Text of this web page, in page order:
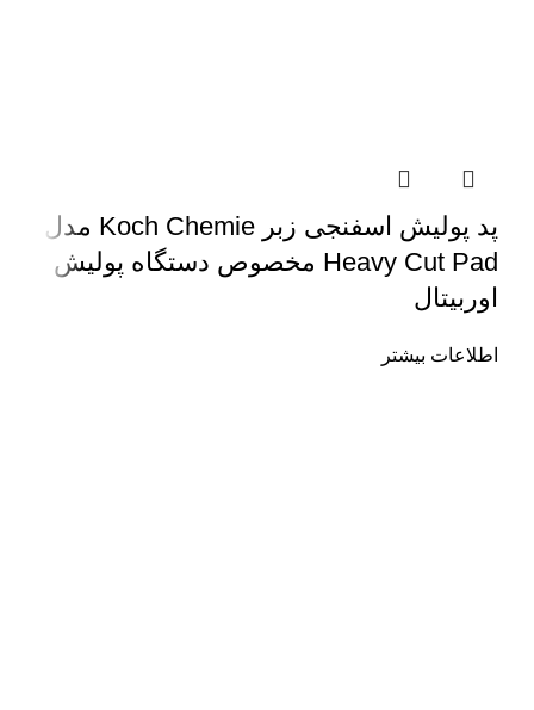
پد پولیش اسفنجی زبر Koch Chemie مدل
Heavy Cut Pad مخصوص دستگاه پولیش
اوربیتال
اطلاعات بیشتر